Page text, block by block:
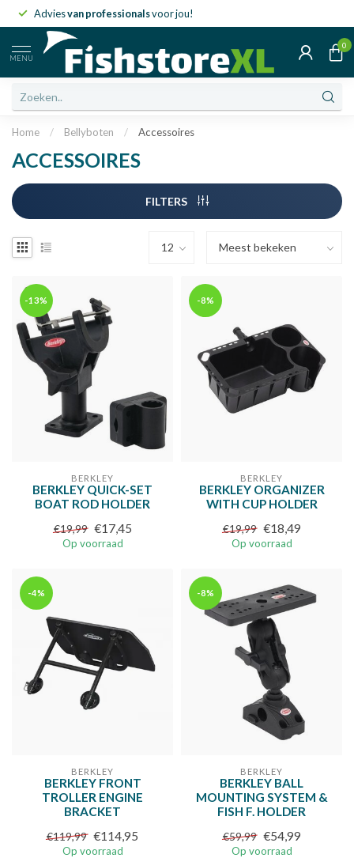
Adviesvan professionalsvoor jou!
MENU
0
Home / Bellyboten / Accessoires
ACCESSOIRES
FILTERS
-13%
BERKLEY
BERKLEY QUICK-SET
BOAT ROD HOLDER
€19,99 €17,45
Op voorraad
-8%
BERKLEY
BERKLEY ORGANIZER
WITH CUP HOLDER
€19,99 €18,49
Op voorraad
-4%
BERKLEY
BERKLEY FRONT
TROLLER ENGINE
BRACKET
€119,99 €114,95
Op voorraad
-8%
BERKLEY
BERKLEY BALL
MOUNTING SYSTEM &
FISH F. HOLDER
€59,99 €54,99
Op voorraad